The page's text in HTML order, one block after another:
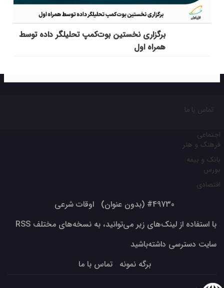
برگزاری نخستین بوت‌کمپ تحلیلگر داده توسط
همراه اول
تماس با ما
اجتماعی
فرهنگ و هنر
بانک و بیمه
بورس
اقتصادی
#49730 (بدون عنوان)
اوقات شرعی
با استفاده از لینک‌های زیر می‌توانید، به نسخه‌های مختلف RSS
سایت دسترسی داشته‌باشید
برگه نمونه
تماس با ما